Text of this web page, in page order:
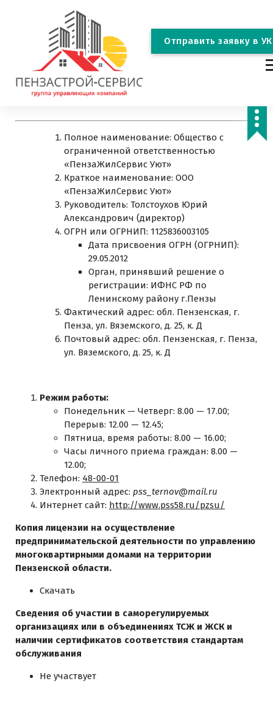
Отправить заявку в УК
Полное наименование: Общество с
ограниченной ответственностью
«ПензаЖилСервис Уют»
Краткое наименование: ООО
«ПензаЖилСервис Уют»
Руководитель: Толстоухов Юрий
Александрович (директор)
ОГРН или ОГРНИП: 1125836003105
Дата присвоения ОГРН (ОГРНИП):
29.05.2012
Орган, принявший решение о
регистрации: ИФНС РФ по
Ленинскому району г.Пензы
Фактический адрес: обл. Пензенская, г.
Пенза, ул. Вяземского, д. 25, к. Д
Почтовый адрес: обл. Пензенская, г. Пенза,
ул. Вяземского, д. 25, к. Д
Режим работы:
Понедельник — Четверг: 8.00 — 17.00;
Перерыв: 12.00 — 12.45;
Пятница, время работы: 8.00 — 16.00;
Часы личного приема граждан: 8.00 —
12.00;
Телефон: 48-00-01
Электронный адрес: pss_ternov@mail.ru
Интернет сайт: http://www.pss58.ru/pzsu/
Копия лицензии на осуществление
предпринимательской деятельности по управлению
многоквартирными домами на территории
Пензенской области.
Скачать
Сведения об участии в саморегулируемых
организациях или в объединениях ТСЖ и ЖСК и
наличии сертификатов соответствия стандартам
обслуживания
Не участвует